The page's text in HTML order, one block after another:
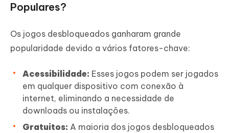
Populares?
Os jogos desbloqueados ganharam grande
popularidade devido a vários fatores-chave:
Acessibilidade: Esses jogos podem ser jogados
em qualquer dispositivo com conexão à
internet, eliminando a necessidade de
downloads ou instalações.
Gratuitos: A maioria dos jogos desbloqueados